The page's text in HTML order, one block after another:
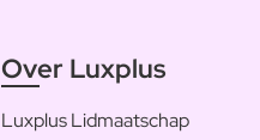
Over Luxplus
Luxplus Lidmaatschap